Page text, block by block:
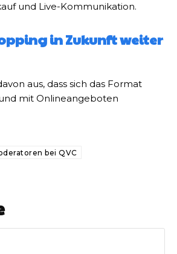
und Live-Kommunikation.
in Zukunft weiter
aus, dass sich das Format
mit Onlineangeboten
bei QVC